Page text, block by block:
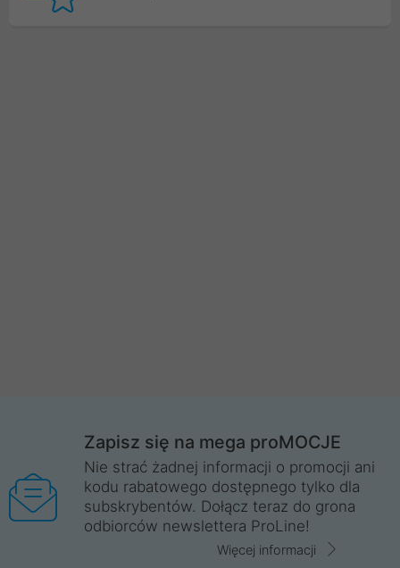
Zapisz się na mega proMOCJE
Nie strać żadnej informacji o promocji ani
kodu rabatowego dostępnego tylko dla
subskrybentów. Dołącz teraz do grona
odbiorców newslettera ProLine!
Więcej informacji